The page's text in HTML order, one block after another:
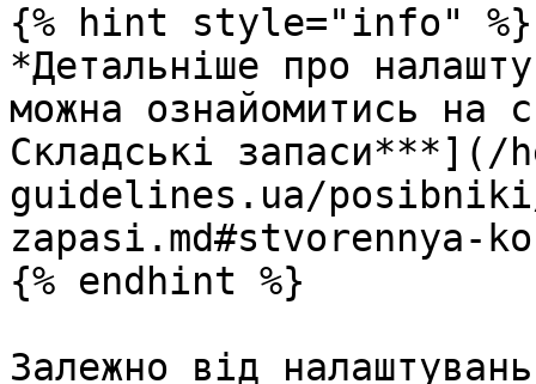
{% hint style="info" %}
*Детальніше про
можна ознайомитись на
Складські запаси***](/
guidelines.ua/
zapasi.md#stvorennya-
{% endhint %}
Залежно від